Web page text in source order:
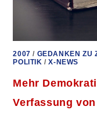
2007 / GEDANKEN ZU
POLITIK /X-NEWS
Mehr
Verfassung